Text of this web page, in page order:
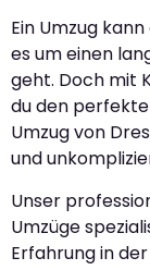
Ein Umzug
es um einen
geht. Doch mit
du den
Umzug von
und
Unser
Umzüge
Erfahrung in